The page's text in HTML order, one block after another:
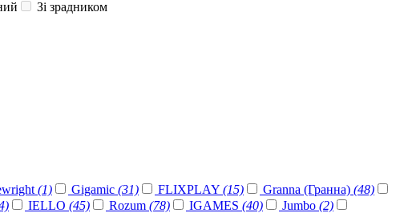
Зі зрадником
(1) Gigamic (31) FLIXPLAY (15) Granna (Гранна) (48)
IELLO (45) Rozum (78) IGAMES (40) Jumbo (2)